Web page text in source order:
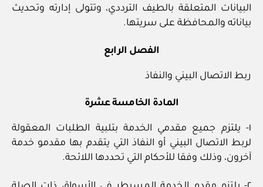
البيانات المتعلقة بالطيف الترددي، وتتولى إدارته وتحديث
بياناته والمحافظة على سريتها.
الفصل الرابع
ربط الاتصال البيني والنفاذ
المادة الخامسة عشرة
١- يلتزم جميع مقدمي الخدمة بتلبية الطلبات المعقولة
لربط الاتصال البيني أو النفاذ التي يتقدم بها مقدمو خدمة
آخرون، وذلك وفقا للأحكام التي تحددها اللائحة.